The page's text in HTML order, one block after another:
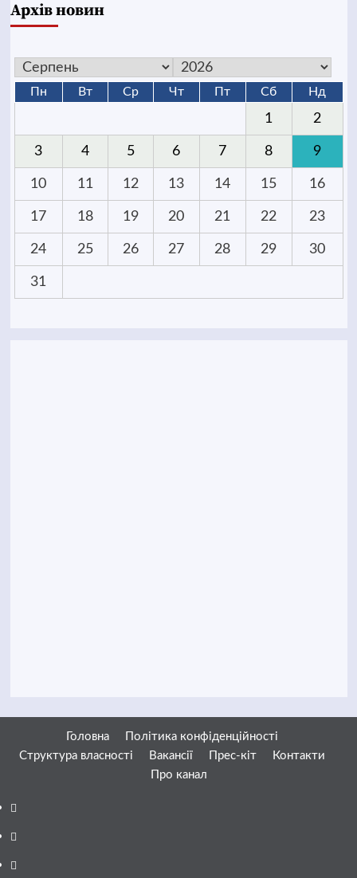
Архів новин
Пн Вт Ср Чт Пт Сб Нд
1 2
3 4 5 6 7 8 9
10 11 12 13 14 15 16
17 18 19 20 21 22 23
24 25 26 27 28 29 30
31
Головна
Політика конфіденційності
Структура власності
Вакансії Прес-кіт
Контакти
Про канал
Facebook
YouTube
Telegram